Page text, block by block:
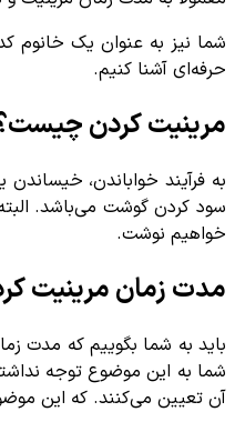
شما نیز به عنوان یک خانوم
حرفه‌ای آشنا کنیم.
مرینیت کردن چیست؟
سود کردن گوشت می‌باشد.
خواهیم نوشت.
مدت زمان مرینیت
باید به شما بگوییم که مدت
شما به این موضوع توجه
آن تعیین می‌کنند. که این